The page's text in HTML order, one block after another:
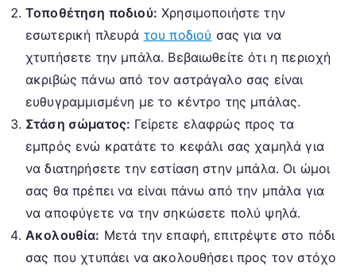
Τοποθέτηση ποδιού: Χρησιμοποιήστε την
εσωτερική πλευρά του ποδιού σας για να
χτυπήσετε την μπάλα. Βεβαιωθείτε ότι η περιοχή
ακριβώς πάνω από τον αστράγαλο σας είναι
ευθυγραμμισμένη με το κέντρο της μπάλας.
Στάση σώματος: Γείρετε ελαφρώς προς τα
εμπρός ενώ κρατάτε το κεφάλι σας χαμηλά για
να διατηρήσετε την εστίαση στην μπάλα. Οι ώμοι
σας θα πρέπει να είναι πάνω από την μπάλα για
να αποφύγετε να την σηκώσετε πολύ ψηλά.
Ακολουθία: Μετά την επαφή, επιτρέψτε στο πόδι
σας που χτυπάει να ακολουθήσει προς τον στόχο